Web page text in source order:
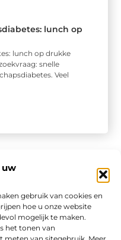
uw
gebruik van cookies en
hoe u onze website
mogelijk te maken.
het tonen van
lunch op
lunch op drukke
snelle
Veel